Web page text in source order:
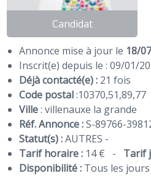
Candidat
Annonce mise à jour le 18/
Inscrit(e) depuis le : 09/01/
Déjà contacté(e) : 21 fois
Code postal:10370,51,89,77
Ville: villenauxe la grande
Réf. Annonce :S-89766-
Statut(s) :AUTRES -
Tarif horaire : 14 € - Tarif
Disponibilité : Tous les jours